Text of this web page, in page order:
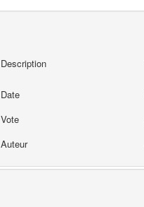
Description
Date
Vote
Auteur